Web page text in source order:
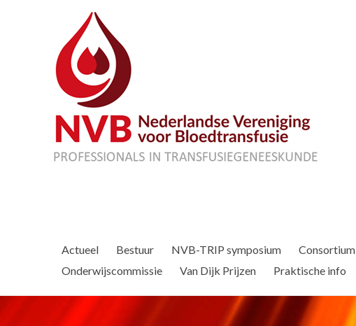
Actueel Bestuur NVB-TRIP symposium Consortium
Onderwijscommissie
Van Dijk Prijzen Praktische info